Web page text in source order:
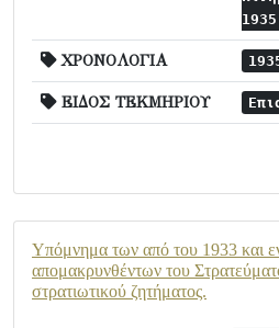
ΧΡΟΝΟΛΟΓΙΑ
ΕΙΔΟΣ ΤΕΚΜΗΡΙΟΥ
Υπόμνημα των από του 1933 και
απομακρυνθέντων του
στρατιωτικού ζητήματος.